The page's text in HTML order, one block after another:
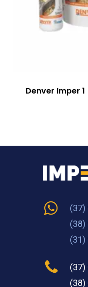
Denver Imper 1
(37)
(38)
(31)
(37)
(38)